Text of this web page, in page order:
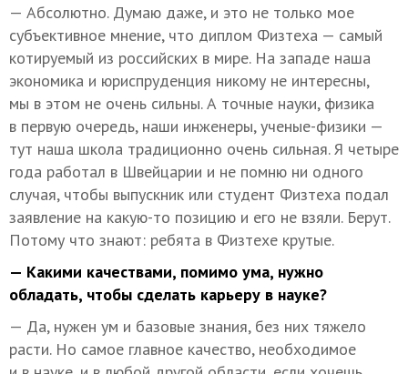
— Абсолютно. Думаю даже, и это не только мое
субъективное мнение, что диплом Физтеха — самый
котируемый из российских в мире. На западе наша
экономика и юриспруденция никому не интересны,
мы в этом не очень сильны. А точные науки, физика
в первую очередь, наши инженеры, ученые-физики —
тут наша школа традиционно очень сильная. Я четыре
года работал в Швейцарии и не помню ни одного
случая, чтобы выпускник или студент Физтеха подал
заявление на какую-то позицию и его не взяли. Берут.
Потому что знают: ребята в Физтехе крутые.
— Какими качествами, помимо ума, нужно
обладать, чтобы сделать карьеру в науке?
— Да, нужен ум и базовые знания, без них тяжело
расти. Но самое главное качество, необходимое